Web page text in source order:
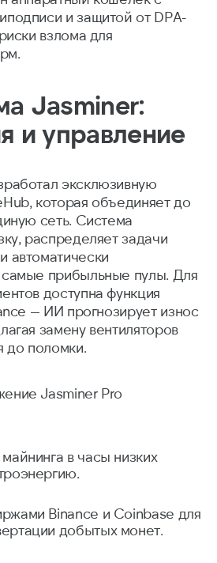
и защитой от DPA-
взлома для
Jasminer:
и управление
эксклюзивную
которая объединяет до
сеть. Система
распределяет задачи
автоматически
прибыльные пулы. Для
доступна функция
— ИИ прогнозирует износ
замену вентиляторов
до поломки.
Jasminer Pro
в часы низких
Binance и Coinbase для
добытых монет.